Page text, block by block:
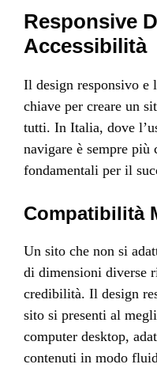
Responsive
Accessibilità
Il design responsivo e
chiave per creare un
tutti. In Italia, dove
navigare è sempre più
fondamentali per il
Compatibilità
Un sito che non si
di dimensioni diverse
credibilità. Il design
sito si presenti al
computer desktop,
contenuti in modo